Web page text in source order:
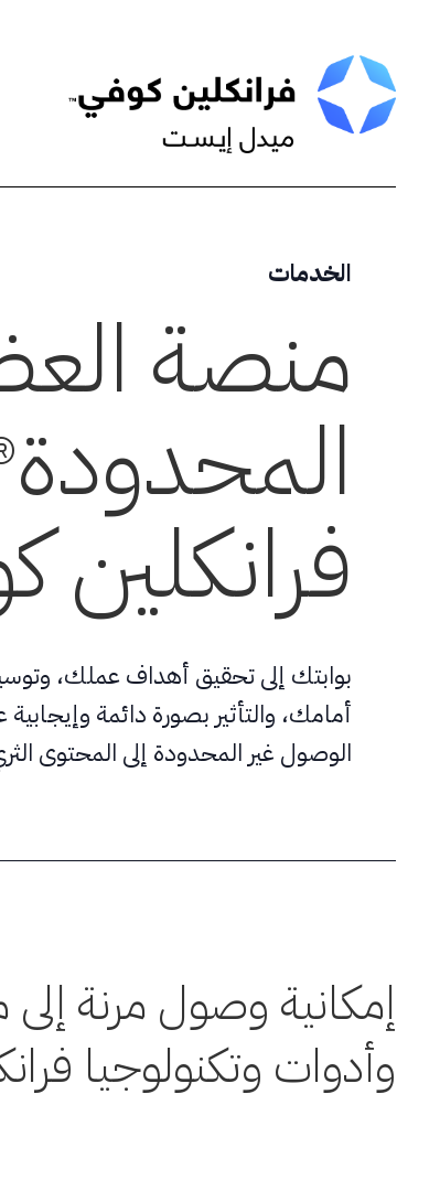
to
content
الخدمات
منصة
المحدودة
فرانكلين
بوابتك إلى تحقيق أهداف عملك،
أمامك، والتأثير بصورة دائمة وإيجابية
الوصول غير المحدودة إلى المحتوى
إمكانية وصول مرنة
وأدوات وتكنولوجيا